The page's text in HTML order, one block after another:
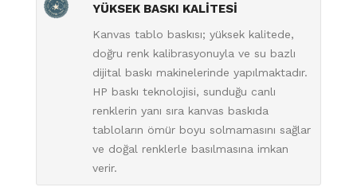
YÜKSEK BASKI KALİTESİ
Kanvas tablo baskısı; yüksek kalitede,
doğru renk kalibrasyonuyla ve su bazlı
dijital baskı makinelerinde yapılmaktadır.
HP baskı teknolojisi, sunduğu canlı
renklerin yanı sıra kanvas baskıda
tabloların ömür boyu solmamasını sağlar
ve doğal renklerle basılmasına imkan
verir.